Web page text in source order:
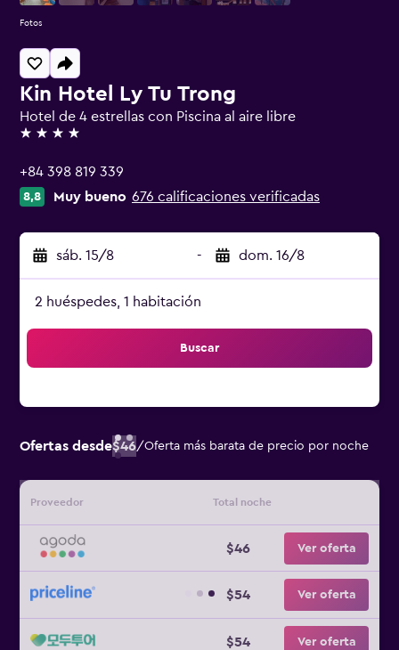
Kin Hotel Ly Tu Trong
Hotel de 4 estrellas con Piscina al aire libre
4 estrellas
+84 398 819 339
8,8 Muy bueno 676 calificaciones verificadas
sáb. 15/8 - dom. 16/8
2 huéspedes, 1 habitación
Buscar
Ofertas desde$46/Oferta más barata de precio por noche
Proveedor Total noche
$46 Ver oferta
$54 Ver oferta
$54 Ver oferta
Fotos